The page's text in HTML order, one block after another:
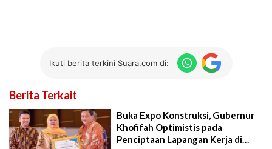
Ikuti berita terkini Suara.com di:
Berita Terkait
Buka Expo Konstruksi, Gubernur
Khofifah Optimistis pada
Penciptaan Lapangan Kerja di